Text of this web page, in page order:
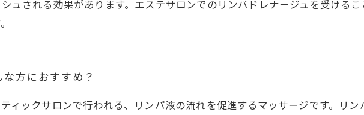
ュされる効果があります。エステサロンでのリンパドレナージュを受ける
方におすすめ？
ィックサロンで行われる、リンパ液の流れを促進するマッサージです。リ